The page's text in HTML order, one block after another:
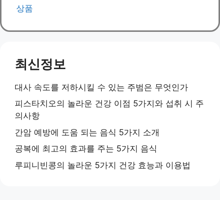
상품
최신정보
대사 속도를 저하시킬 수 있는 주범은 무엇인가
피스타치오의 놀라운 건강 이점 5가지와 섭취 시 주
의사항
간암 예방에 도움 되는 음식 5가지 소개
공복에 최고의 효과를 주는 5가지 음식
루피니빈콩의 놀라운 5가지 건강 효능과 이용법